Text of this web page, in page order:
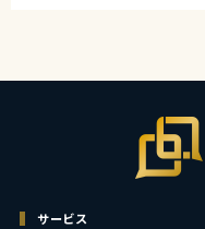
サービス